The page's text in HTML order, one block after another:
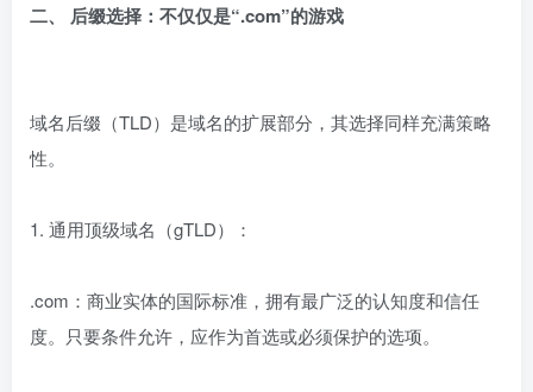
二、 后缀选择：不仅仅是“.com”的游戏
域名后缀（TLD）是域名的扩展部分，其选择同样充满策略
性。
1. 通用顶级域名（gTLD）：
.com：商业实体的国际标准，拥有最广泛的认知度和信任
度。只要条件允许，应作为首选或必须保护的选项。